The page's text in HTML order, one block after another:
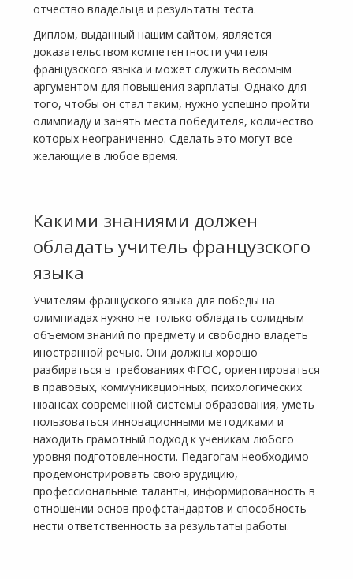
отчество владельца и результаты теста.
Диплом, выданный нашим сайтом, является
доказательством компетентности учителя
французского языка и может служить весомым
аргументом для повышения зарплаты. Однако для
того, чтобы он стал таким, нужно успешно пройти
олимпиаду и занять места победителя, количество
которых неограниченно. Сделать это могут все
желающие в любое время.
Какими знаниями должен
обладать учитель французского
языка
Учителям француского языка для победы на
олимпиадах нужно не только обладать солидным
объемом знаний по предмету и свободно владеть
иностранной речью. Они должны хорошо
разбираться в требованиях ФГОС, ориентироваться
в правовых, коммуникационных, психологических
нюансах современной системы образования, уметь
пользоваться инновационными методиками и
находить грамотный подход к ученикам любого
уровня подготовленности. Педагогам необходимо
продемонстрировать свою эрудицию,
профессиональные таланты, информированность в
отношении основ профстандартов и способность
нести ответственность за результаты работы.